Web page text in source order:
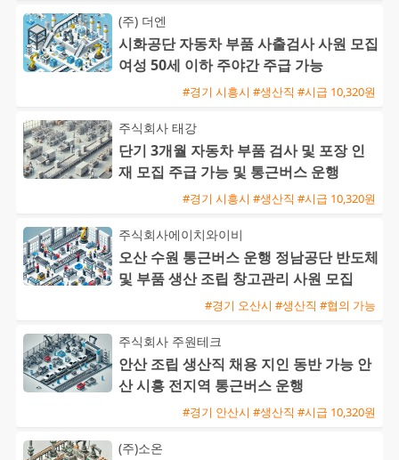
(주) 더엔
시화공단 자동차 부품 사출검사 사원 모집
여성 50세 이하 주야간 주급 가능
#경기 시흥시 #생산직 #시급 10,320원
주식회사 태강
단기 3개월 자동차 부품 검사 및 포장 인
재 모집 주급 가능 및 통근버스 운행
#경기 시흥시 #생산직 #시급 10,320원
주식회사에이치와이비
오산 수원 통근버스 운행 정남공단 반도체
및 부품 생산 조립 창고관리 사원 모집
#경기 오산시 #생산직 #협의 가능
주식회사 주원테크
안산 조립 생산직 채용 지인 동반 가능 안
산 시흥 전지역 통근버스 운행
#경기 안산시 #생산직 #시급 10,320원
(주)소온